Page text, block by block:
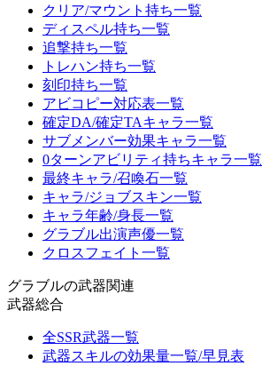
クリア/マウント持ち一覧
ディスペル持ち一覧
追撃持ち一覧
トレハン持ち一覧
刻印持ち一覧
アビコピー対応表一覧
確定DA/確定TAキャラ一覧
サブメンバー効果キャラ一覧
0ターンアビリティ持ちキャラ一覧
最終キャラ/召喚石一覧
キャラ/ジョブスキン一覧
キャラ年齢/身長一覧
グラブル出演声優一覧
クロスフェイト一覧
グラブルの武器関連
武器総合
全SSR武器一覧
武器スキルの効果量一覧/早見表